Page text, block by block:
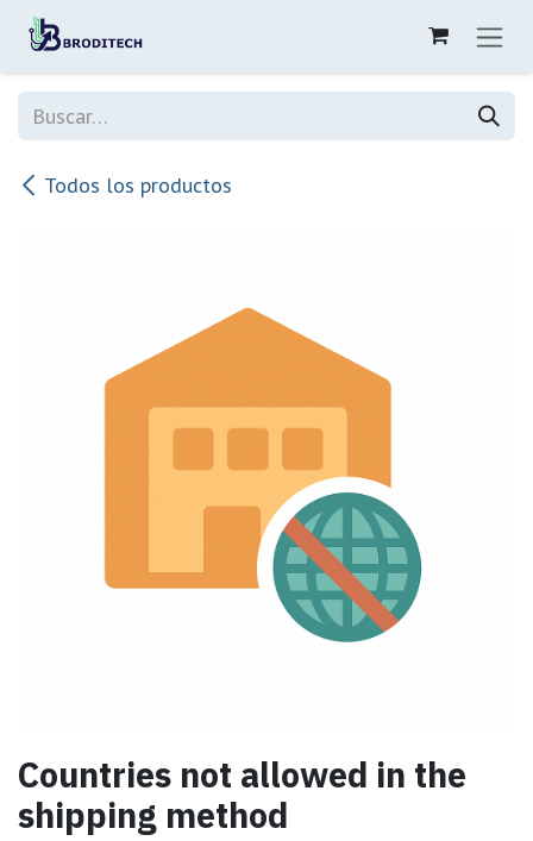
Ir al contenido
Todos los productos
Countries not allowed in the
shipping method